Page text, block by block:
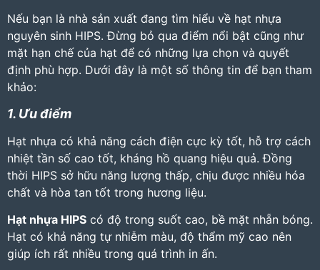
Nếu bạn là nhà sản xuất đang tìm hiểu về hạt nhựa
nguyên sinh HIPS. Đừng bỏ qua điểm nổi bật cũng như
mặt hạn chế của hạt để có những lựa chọn và quyết
định phù hợp. Dưới đây là một số thông tin để bạn tham
khảo:
1. Ưu điểm
Hạt nhựa có khả năng cách điện cực kỳ tốt, hỗ trợ cách
nhiệt tần số cao tốt, kháng hồ quang hiệu quả. Đồng
thời HIPS sở hữu năng lượng thấp, chịu được nhiều hóa
chất và hòa tan tốt trong hương liệu.
Hạt nhựa HIPS có độ trong suốt cao, bề mặt nhẵn bóng.
Hạt có khả năng tự nhiễm màu, độ thẩm mỹ cao nên
giúp ích rất nhiều trong quá trình in ấn.